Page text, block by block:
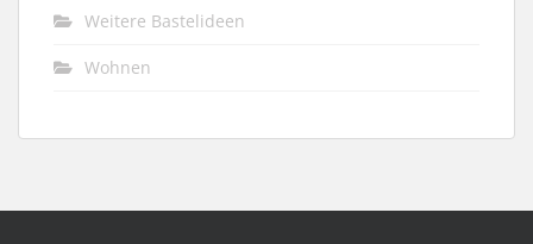
Weitere Bastelideen
Wohnen